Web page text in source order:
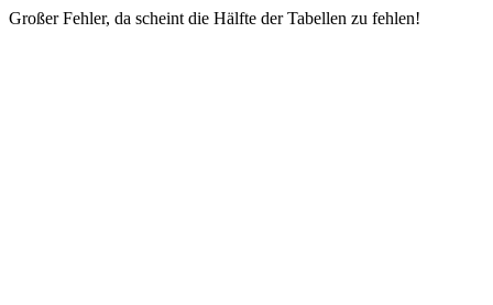
Großer Fehler, da scheint die Hälfte der Tabellen zu fehlen!